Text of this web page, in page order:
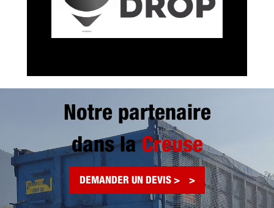
Notre partenaire
dans laCreuse
DEMANDER UN DEVIS >